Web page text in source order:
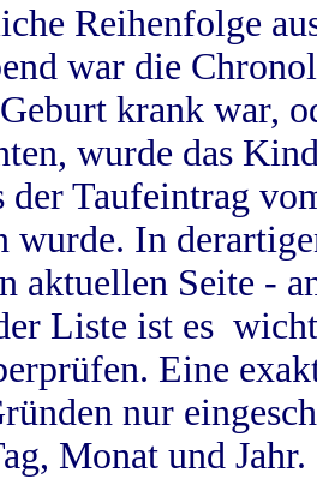
Reihenfolge
war die
krank war,
wurde das
der Taufeintrag
wurde. In
aktuellen Seite -
Liste ist es
Eine
nur
Monat und Jahr.